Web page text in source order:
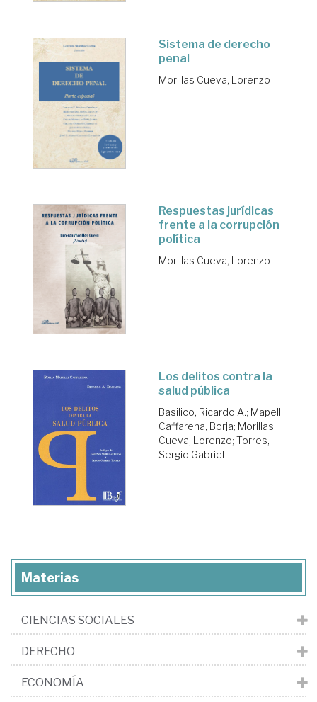
Sistema de derecho
penal
Morillas Cueva, Lorenzo
Respuestas jurídicas
frente a la corrupción
política
Morillas Cueva, Lorenzo
Los delitos contra la
salud pública
Basilico, Ricardo A.; Mapelli
Caffarena, Borja; Morillas
Cueva, Lorenzo; Torres,
Sergio Gabriel
Materias
CIENCIAS SOCIALES
DERECHO
ECONOMÍA